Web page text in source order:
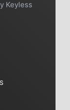
Keyless